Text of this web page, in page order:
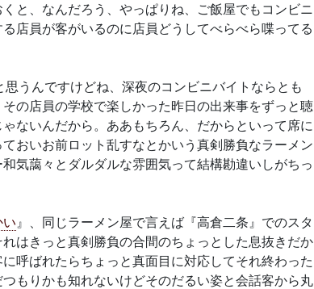
と、なんだろう、やっぱりね、ご飯屋でもコンビニ
店員が客がいるのに店員どうしてべらべら喋ってる
うんですけどね、深夜のコンビニバイトならとも
の店員の学校で楽しかった昨日の出来事をずっと聴
ないんだから。ああもちろん、だからといって席に
おいお前ロット乱すなとかいう真剣勝負なラーメン
気藹々とダルダルな雰囲気って結構勘違いしがちっ
い』、同じラーメン屋で言えば『高倉二条』でのスタ
はきっと真剣勝負の合間のちょっとした息抜きだか
呼ばれたらちょっと真面目に対応してそれ終わった
もりかも知れないけどそのだるい姿と会話客から丸